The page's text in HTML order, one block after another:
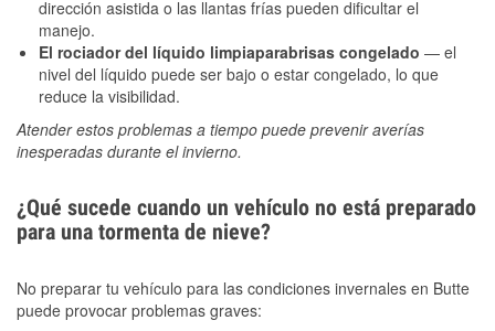
dirección asistida o las llantas frías pueden dificultar el
manejo.
El rociador del líquido limpiaparabrisas congelado — el
nivel del líquido puede ser bajo o estar congelado, lo que
reduce la visibilidad.
Atender estos problemas a tiempo puede prevenir averías
inesperadas durante el invierno.
¿Qué sucede cuando un vehículo no está preparado
para una tormenta de nieve?
No preparar tu vehículo para las condiciones invernales en Butte
puede provocar problemas graves: